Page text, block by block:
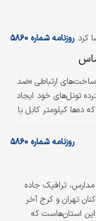
تعرفه و عوارض
دستی به جز میزان
کرد روزنامه شماره ۵۸۶۰
ارتباطی «ضد
تونل‌های خود ایجاد
کیلومتر کابل با
گذاشته شده است.
اسرائیلی‌ها ایمن است.
الکترومغناطیسی را
ساطع می‌کنند و عمق زیاد آن در ۲۰متری زمین، در
روزنامه شماره ۵۸۶۰
ترافیک جاده
تهران و کرج آخر
این استان‌‌‌هاست که